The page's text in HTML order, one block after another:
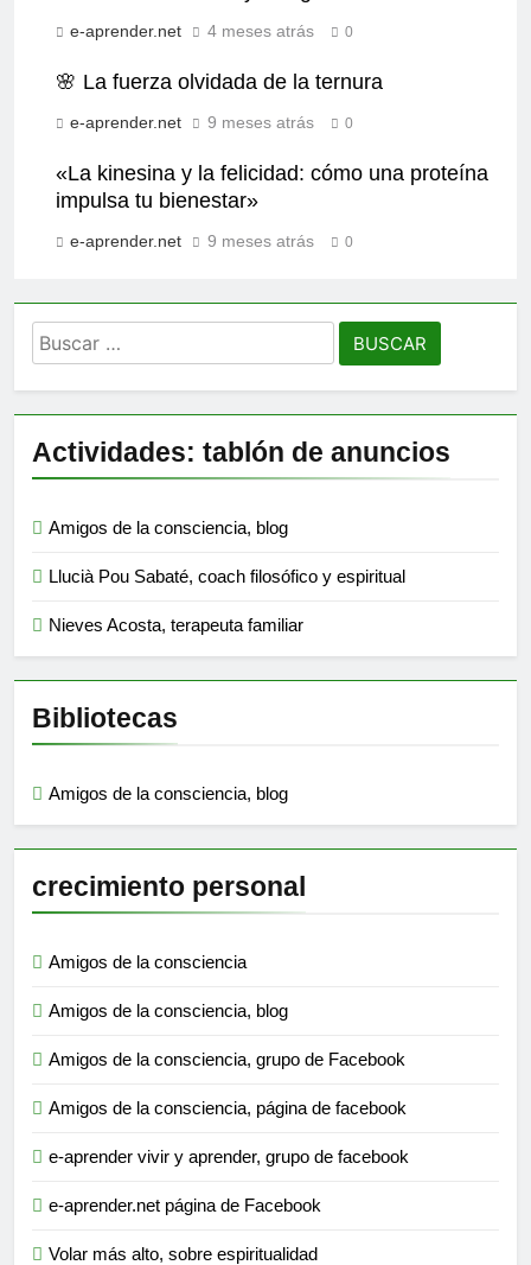
e-aprender.net 4 meses atrás 0
🌸 La fuerza olvidada de la ternura
e-aprender.net 9 meses atrás 0
«La kinesina y la felicidad: cómo una proteína
impulsa tu bienestar»
e-aprender.net 9 meses atrás 0
Buscar:
Actividades: tablón de anuncios
Amigos de la consciencia, blog
Llucià Pou Sabaté, coach filosófico y espiritual
Nieves Acosta, terapeuta familiar
Bibliotecas
Amigos de la consciencia, blog
crecimiento personal
Amigos de la consciencia
Amigos de la consciencia, blog
Amigos de la consciencia, grupo de Facebook
Amigos de la consciencia, página de facebook
e-aprender vivir y aprender, grupo de facebook
e-aprender.net página de Facebook
Volar más alto, sobre espiritualidad